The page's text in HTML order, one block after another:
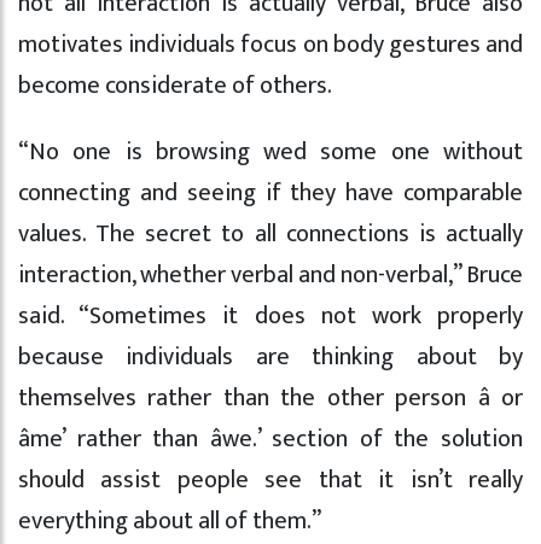
motivates individuals focus on body gestures and
become considerate of others.
“No one is browsing wed some one without
connecting and seeing if they have comparable
values. The secret to all connections is actually
interaction, whether verbal and non-verbal,” Bruce
said. “Sometimes it does not work properly
because individuals are thinking about by
themselves rather than the other person â or
âme’ rather than âwe.’ section of the solution
should assist people see that it isn’t really
everything about all of them.”